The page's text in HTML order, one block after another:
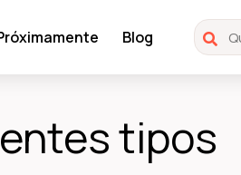
Blog
tipos